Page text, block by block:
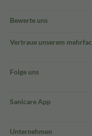
Bewerte uns
Vertraue unserem
Folge uns
Sanicare App
Unternehmen